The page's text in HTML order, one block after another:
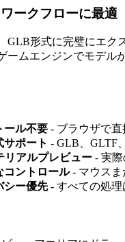
ークフローに最適
GLB形式に完璧にエク
ームエンジンでモデル
ール不要 - ブラウザで
サポート - GLB、GLTF
リアルプレビュー - 実
コントロール- マウスま
シー優先- すべての処理